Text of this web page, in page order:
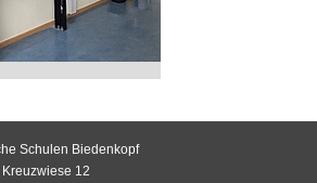
Schulen Biedenkopf
12